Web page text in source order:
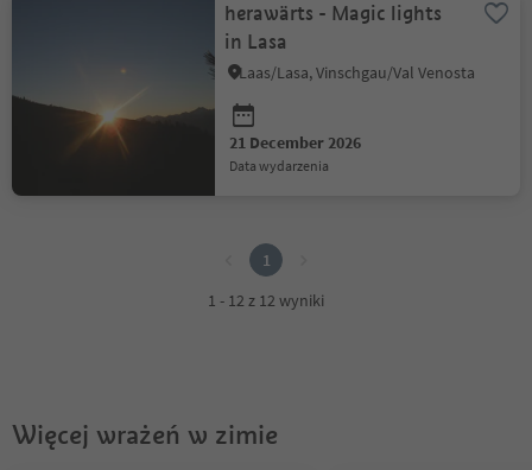
herawärts - Magic lights
in Lasa
Laas/Lasa, Vinschgau/Val Venosta
21 December 2026
data wydarzenia
1
1 - 12 z 12 wyniki
Więcej wrażeń w zimie